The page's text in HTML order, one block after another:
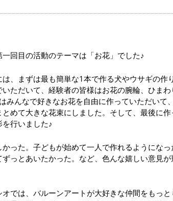
回目の活動のテーマは「お花」でした♪
、まずは最も簡単な1本で作る犬やウサギの作
ただいて、経験者の皆様はお花の腕輪、ひまわ
みんなで好きなお花を自由に作っていただいて
めて大きな花束にしました。そして、最後に作
行いました♪
った。子どもが始めて一人で作れるようにな
っとあいたかった。など、色んな嬉しい意見が
では、バルーンアートが大好きな仲間をもっ